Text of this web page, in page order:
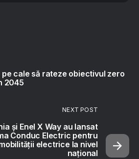
pe cale să rateze obiectivul zero
2045
NEXT POST
și Enel X Way au lansat
Conduc Electric pentru
electrice la nivel
național